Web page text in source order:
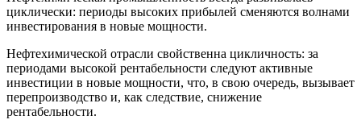
циклически: периоды высоких прибылей сменяются волнами
инвестирования в новые мощности.
Нефтехимической отрасли свойственна цикличность: за
периодами высокой рентабельности следуют активные
инвестиции в новые мощности, что, в свою очередь, вызывает
перепроизводство и, как следствие, снижение
рентабельности.